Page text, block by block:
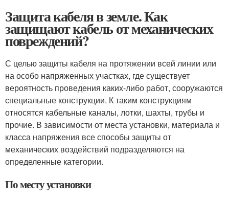
Защита кабеля в земле. Как
защищают кабель от механических
повреждений?
С целью защиты кабеля на протяжении всей линии или
на особо напряженных участках, где существует
вероятность проведения каких-либо работ, сооружаются
специальные конструкции. К таким конструкциям
относятся кабельные каналы, лотки, шахты, трубы и
прочие. В зависимости от места установки, материала и
класса напряжения все способы защиты от
механических воздействий подразделяются на
определенные категории.
По месту установки